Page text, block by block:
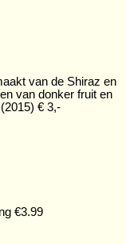
van de Shiraz en
van donker fruit en
€ 3,-
€3.99